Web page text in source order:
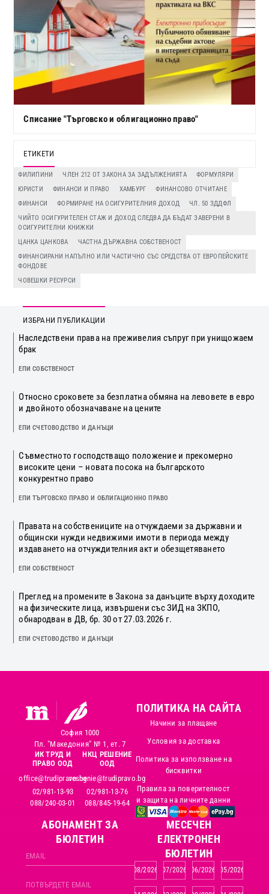
Списание "Търговско и облигационно право"
ЕТИКЕТИ
ФИЛИПИНИ ЧЛЕН 212 ОТ ЗАКОНА ЗА ЗАДЪЛЖЕНИЯТА
ФОРМУЛЯРИ
ЮРИСТИ
ФИНАНСИ И ПРАВО ХАМБУРГ
ФИНАНСОВО ОТЧИТАНЕ
ФИНАНСИ
ФОРМИРАНЕ НА ОСИГУРИТЕЛНИЯ ДОХОД
ЧЛ. 50 ЗДДФЛ
ЧИЙТО ОСИГУРИТЕЛЕН СТАЖ И ДОХОД СЛЕДВА ДА БЪДАТ ЗАВЕРЕНИ В
ОСИГУРИТЕЛНИ КНИЖКИ
ЦАНКА ЦАНКОВА
ЧАСТНА ДЪРЖАВНА СОБСТВЕНОСТ
ФИНАНСИРАНИ НАПЪЛНО ИЛИ ЧАСТИЧНО СЪС СРЕДСТВА ОТ ЕВРОПЕЙСКИТЕ
ФОНДОВЕ
ЧОВЕШКИ РЕСУРСИ
ИЗБРАНИ ПУБЛИКАЦИИ
Наследствени права на преживелия съпруг при унищожаем
брак
ЕПИ СОБСТВЕНОСТ
Относно сроковете за безплатна обмяна на левовете в евро
и двойното обозначаване на цените
ЕПИ СЧЕТОВОДСТВО И ДАНЪЦИ
Съвместното господстващо положение и прекомерно
високите цени – новата посока на българското
конкурентно право
ЕПИ ТЪРГОВСКО ПРАВО И ОБЛИГАЦИОННО ПРАВО
Правата на собствениците на отчуждаеми за държавни и
общински нужди недвижими имоти в периода между
издаването на отчуждителния акт и обезщетяването
ЕПИ СОБСТВЕНОСТ
Преглед на промените в Закона за данъците върху доходите
на физическите лица, извършени със ЗИД на ЗКПО,
обнародван в ДВ, бр. 30 от 27.03.2026 г.
ЕПИ СЧЕТОВОДСТВО И ДАНЪЦИ
София 1000
Пл. "Македония" № 1, ет. 7
ИК ТРУД И
ПРАВО ООД
office@trudipravo.bg
02/981-13-93
088/240-03-01
НКЦ РЕШЕНИЕ
ООД
reshenie@trudipravo.bg
02/981-13-76
088/845-19-64
ПОЛИТИКА НА САЙТА
Начини за плащане
Условия за доставка
Политика за използване на
бисквитки
Правила за поверителност
и защита на личните данни
АБОНАМЕНТ ЗА
БЮЛЕТИН
MЕСЕЧЕН
ЕЛЕКТРОНЕН
БЮЛЕТИН
08/2026 07/2026 06/2026 05/2026